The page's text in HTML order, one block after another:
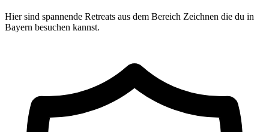
Hier sind spannende Retreats aus dem Bereich Zeichnen die du in
Bayern besuchen kannst.